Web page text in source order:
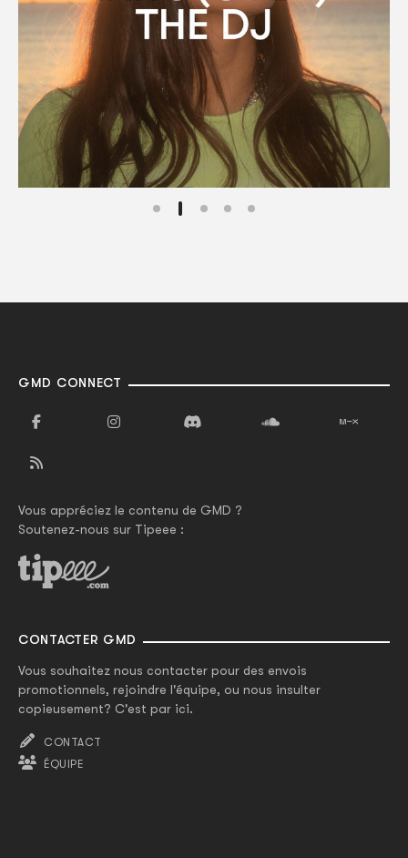
GMD CONNECT
Vous appréciez le contenu de GMD ?
Soutenez-nous sur Tipeee :
CONTACTER GMD
Vous souhaitez nous contacter pour des envois
promotionnels, rejoindre l'équipe, ou nous insulter
copieusement? C'est par ici.
CONTACT
ÉQUIPE